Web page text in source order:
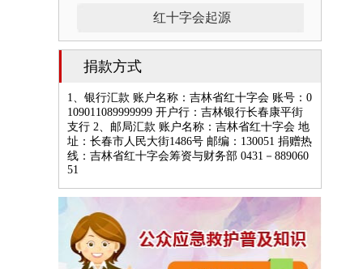
红十字会起源
捐款方式
1、银行汇款 账户名称：吉林省红十字会 账号：0
109011089999999 开户行：吉林银行长春康平街
支行 2、邮局汇款 账户名称：吉林省红十字会 地
址：长春市人民大街1486号 邮编：130051 捐赠热
线：吉林省红十字会筹资与财务部 0431－889060
51